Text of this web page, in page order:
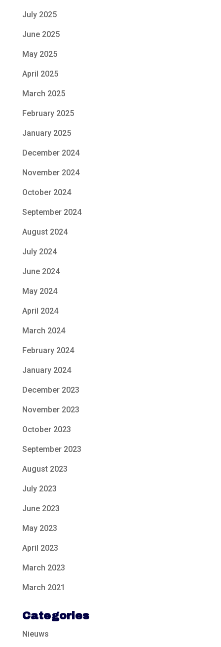
July 2025
June 2025
May 2025
April 2025
March 2025
February 2025
January 2025
December 2024
November 2024
October 2024
September 2024
August 2024
July 2024
June 2024
May 2024
April 2024
March 2024
February 2024
January 2024
December 2023
November 2023
October 2023
September 2023
August 2023
July 2023
June 2023
May 2023
April 2023
March 2023
March 2021
Categories
Nieuws